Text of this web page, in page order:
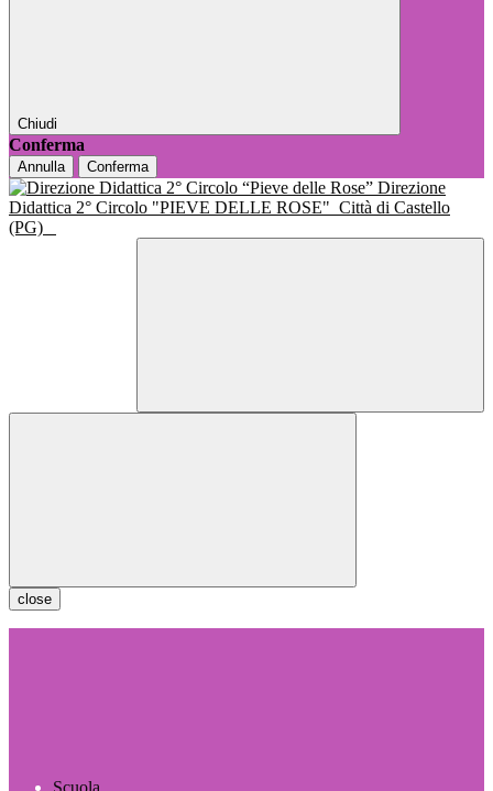
Chiudi
Conferma
Annulla Conferma
Direzione
Didattica 2° Circolo "PIEVE DELLE ROSE" Città di Castello
(PG)
close